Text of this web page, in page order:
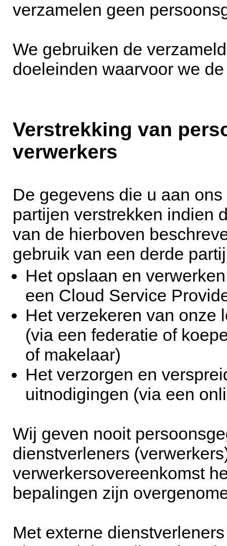
verzamelen geen
We gebruiken de
doeleinden waarvoor we
Verstrekking van
verwerkers
De gegevens die u aan
partijen verstrekken indien
van de hierboven
gebruik van een derde
Het opslaan en
een Cloud Service
Het verzekeren van onze
(via een federatie of
of makelaar)
Het verzorgen en
uitnodigingen (via een
Wij geven nooit
dienstverleners
verwerkersovereenkomst
bepalingen zijn
Met externe